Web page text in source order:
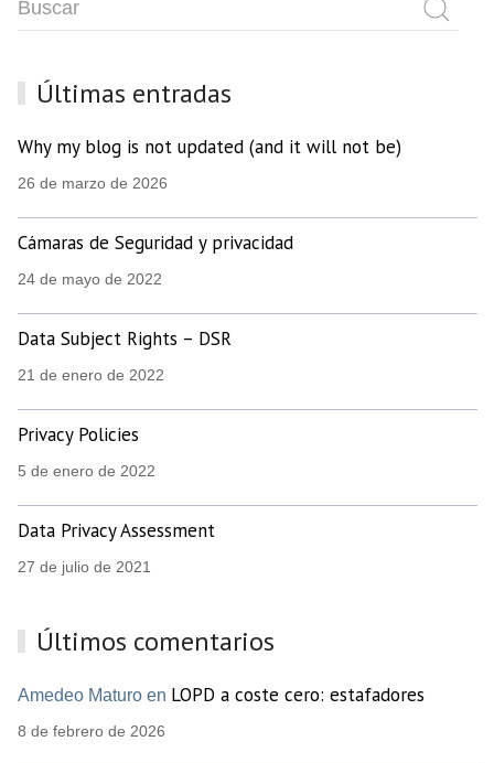
Últimas entradas
Why my blog is not updated (and it will not be)
26 de marzo de 2026
Cámaras de Seguridad y privacidad
24 de mayo de 2022
Data Subject Rights – DSR
21 de enero de 2022
Privacy Policies
5 de enero de 2022
Data Privacy Assessment
27 de julio de 2021
Últimos comentarios
Amedeo Maturo en LOPD a coste cero: estafadores
8 de febrero de 2026